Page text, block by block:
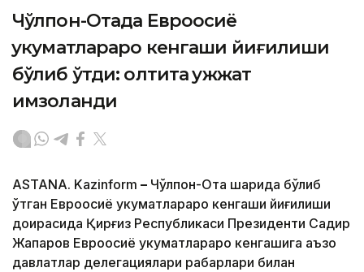
Чўлпон-Отада Евроосиё
ҳукуматлараро кенгаши йиғилиши
бўлиб ўтди: олтита ҳужжат
имзоланди
ASTANA. Kazinform – Чўлпон-Ота шаҳрида бўлиб
ўтган Евроосиё ҳукуматлараро кенгаши йиғилиши
доирасида Қирғиз Республикаси Президенти Садир
Жапаров Евроосиё ҳукуматлараро кенгашига аъзо
давлатлар делегациялари раҳбарлари билан